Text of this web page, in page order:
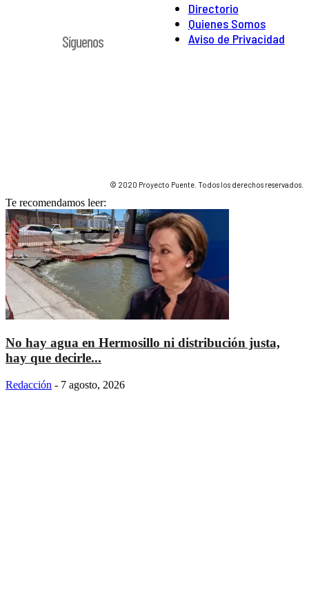
Directorio
Quienes Somos
Aviso de Privacidad
Síguenos
© 2020 Proyecto Puente. Todos los derechos reservados.
Te recomendamos leer:
No hay agua en Hermosillo ni distribución justa,
hay que decirle...
Redacción - 7 agosto, 2026